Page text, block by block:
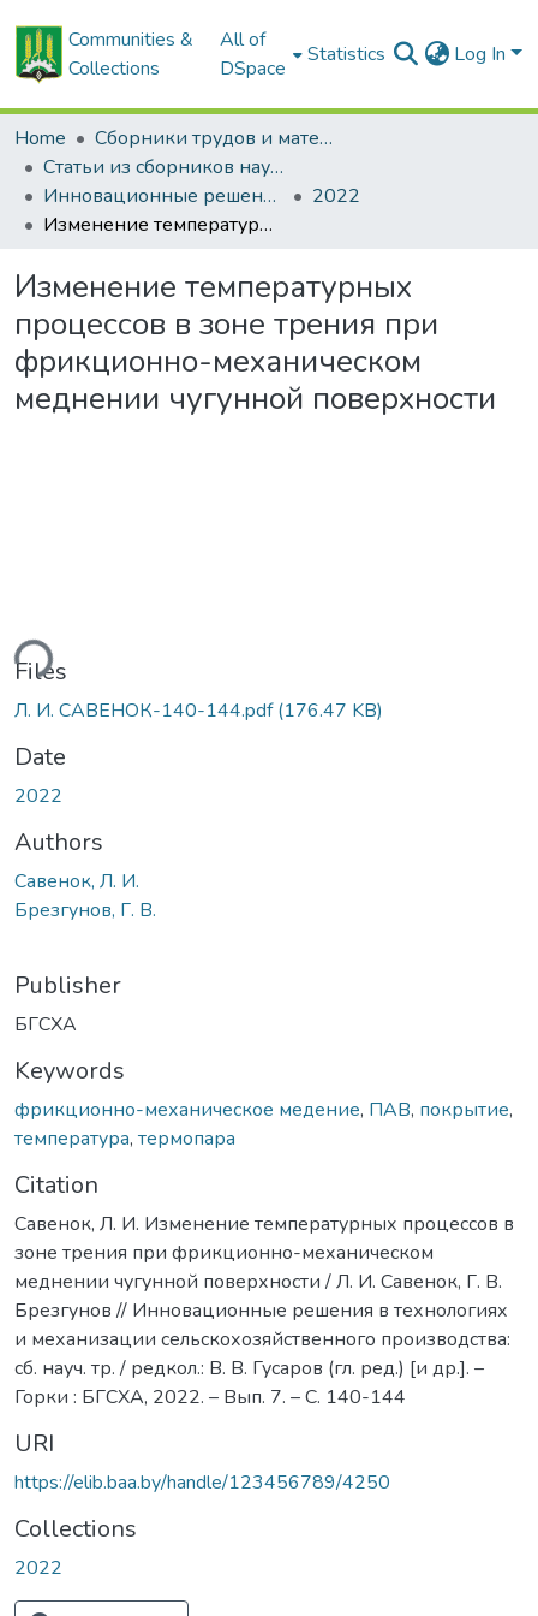
Communities &
Collections
All of
DSpace
Statistics Log In
Home
Сборники трудов и материалов конференций
Статьи из сборников научных трудов
Инновационные решения в технологиях и механизации сельскохозяйственного производства
2022
Изменение температурных процессов в зоне трения при фрикционно-механическом меднении чугунной поверхности
Изменение температурных
процессов в зоне трения при
фрикционно-механическом
меднении чугунной поверхности
Files
Л. И. САВЕНОК-140-144.pdf(176.47 KB)
Date
2022
Authors
Савенок, Л. И.
Брезгунов, Г. В.
Publisher
БГСХА
Keywords
фрикционно-механическое медение, ПАВ, покрытие,
температура, термопара
Citation
Савенок, Л. И. Изменение температурных процессов в
зоне трения при фрикционно-механическом
меднении чугунной поверхности / Л. И. Савенок, Г. В.
Брезгунов // Инновационные решения в технологиях
и механизации сельскохозяйственного производства:
сб. науч. тр. / редкол.: В. В. Гусаров (гл. ред.) [и др.]. –
Горки : БГСХА, 2022. – Вып. 7. – С. 140-144
URI
https://elib.baa.by/handle/123456789/4250
Collections
2022